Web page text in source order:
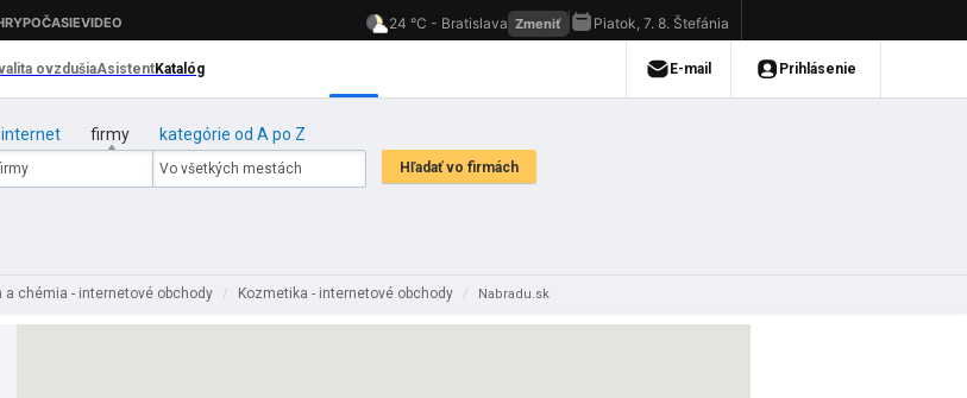
internet firmy kategórie od A po Z
a chémia - internetové obchody / Kozmetika - internetové obchody / Nabradu.sk